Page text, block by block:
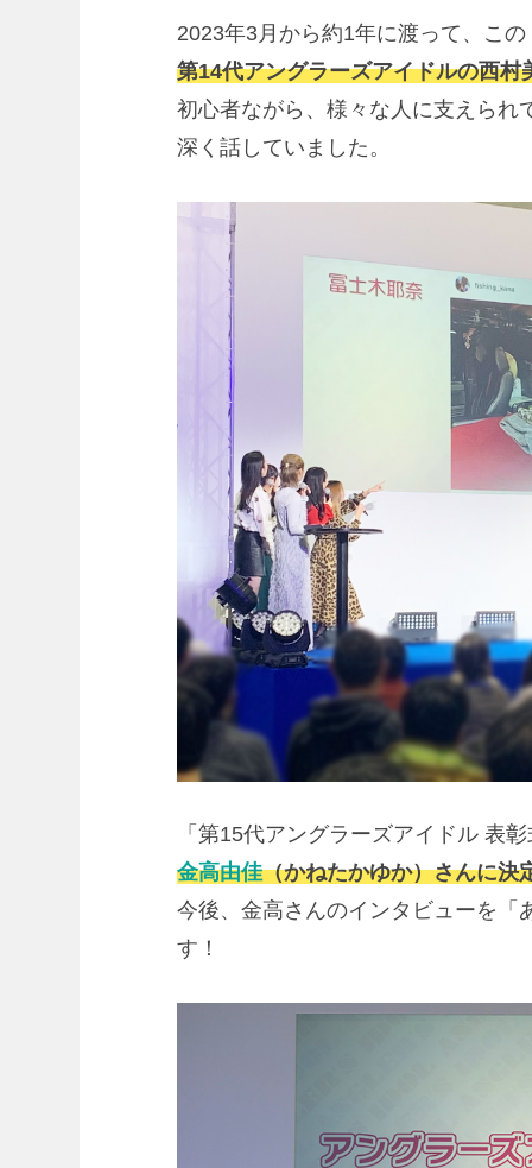
2023年3月から約1年に渡って、こ
第14代アングラーズアイドルの西村
初心者ながら、様々な人に支えられ
深く話していました。
「第15代アングラーズアイドル 表
金高由佳（かねたかゆか）さんに決
今後、金高さんのインタビューを「
す！